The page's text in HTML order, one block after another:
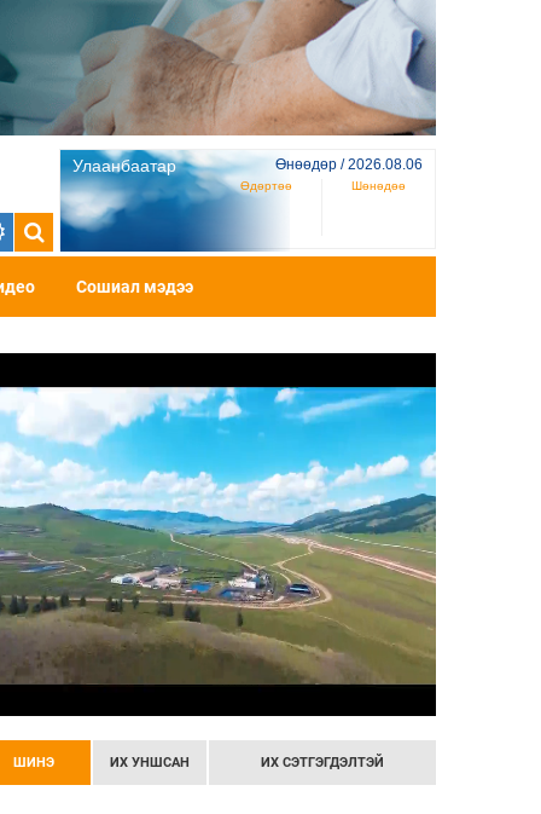
Улаанбаатар Өнөөдөр / 2026.08.06
Өдөртөө Шөнөдөө
Сошиал мэдээ
ШИНЭ ИХ УНШСАН ИХ СЭТГЭГДЭЛТЭЙ